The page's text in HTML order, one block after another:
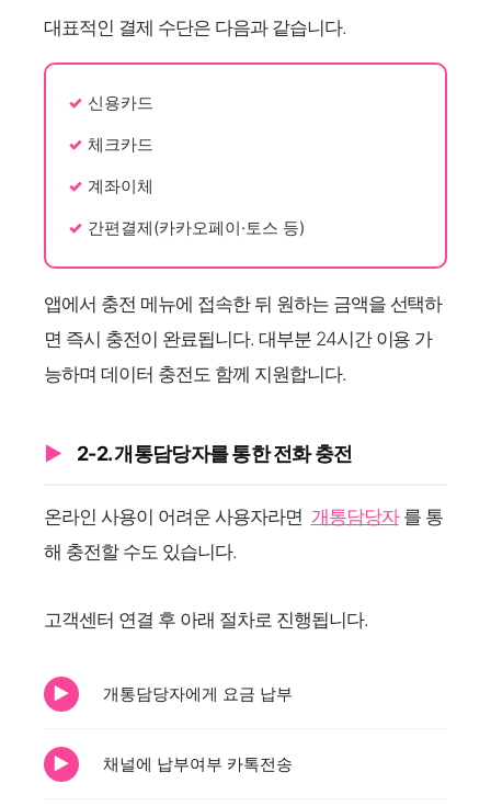
대표적인 결제 수단은 다음과 같습니다.
신용카드
체크카드
계좌이체
간편결제(카카오페이·토스 등)
앱에서 충전 메뉴에 접속한 뒤 원하는 금액을 선택하
면 즉시 충전이 완료됩니다. 대부분 24시간 이용 가
능하며 데이터 충전도 함께 지원합니다.
2-2. 개통담당자를 통한 전화 충전
온라인 사용이 어려운 사용자라면 개통담당자 를 통
해 충전할 수도 있습니다.
고객센터 연결 후 아래 절차로 진행됩니다.
개통담당자에게 요금 납부
채널에 납부여부 카톡전송